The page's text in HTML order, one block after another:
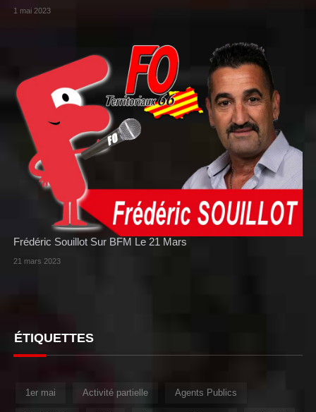
1 mai 2023
Frédéric Souillot Sur BFM Le 21 Mars
21 mars 2023
ÉTIQUETTES
1er mai Activité partielle Agents Publics